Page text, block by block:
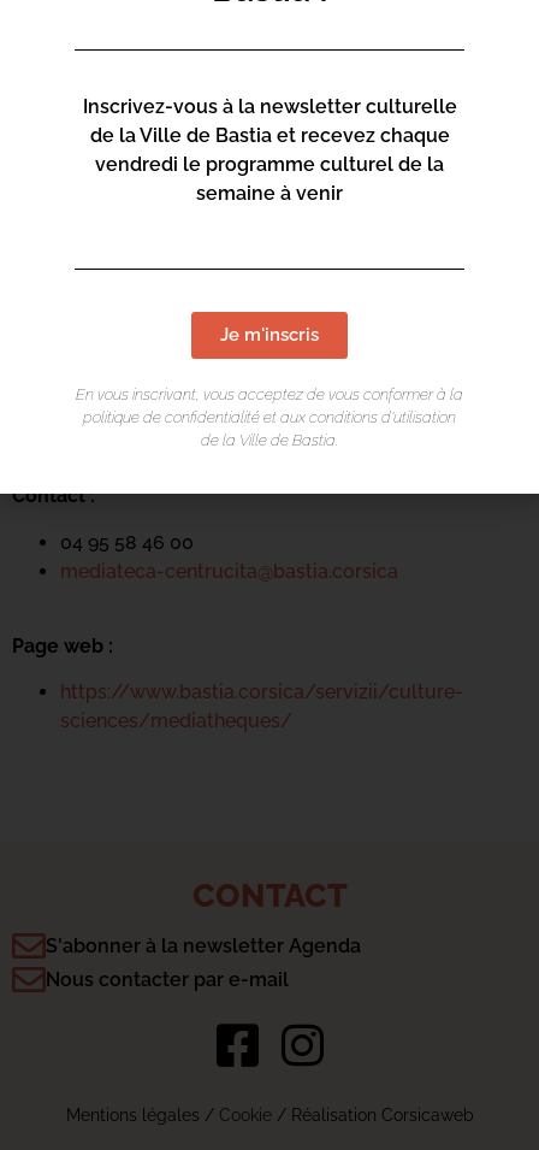
Place du Théatre
Rue Favalelli
Contact :
04 95 58 46 00
mediateca-centrucita@bastia.corsica
Page web :
https://www.bastia.corsica/servizii/culture-
sciences/mediatheques/
CONTACT
S'abonner à la newsletter Agenda
Nous contacter par e-mail
Mentions légales / Cookie/ Réalisation Corsicaweb
Inscrivez-vous à la newsletter culturelle
de la Ville de Bastia et recevez chaque
vendredi le programme culturel de la
semaine à venir
Je m'inscris
En vous inscrivant, vous acceptez de vous conformer à la
politique de confidentialité et aux conditions d’utilisation
de la Ville de Bastia.